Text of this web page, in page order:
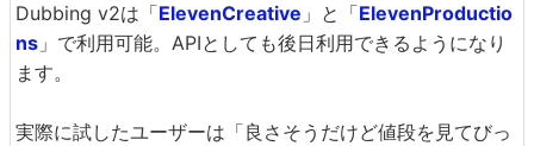
Dubbing v2は「ElevenCreative 」と「ElevenProductio
ns 」で利用可能。APIとしても後日利用できるようになり
ます。
実際に試したユーザーは「良さそうだけど値段を見てびっ